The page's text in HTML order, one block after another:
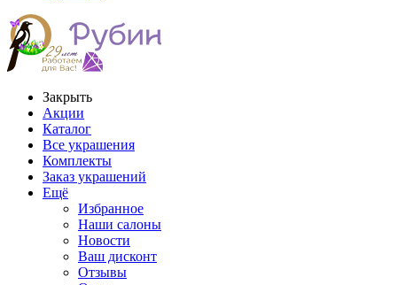
Закрыть
Акции
Каталог
Все украшения
Комплекты
Заказ украшений
Ещё
Избранное
Наши салоны
Новости
Ваш дисконт
Отзывы